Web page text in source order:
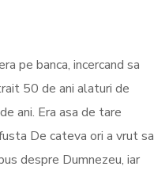
pe banca, incercand sa
50 de ani alaturi de
ani. Era asa de tare
De cateva ori a vrut sa
despre Dumnezeu, iar